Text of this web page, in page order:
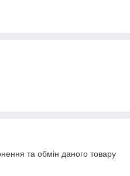
та обмін даного товару